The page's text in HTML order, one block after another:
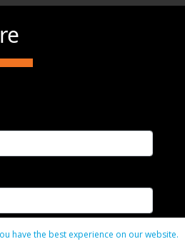
have the best experience on our website.